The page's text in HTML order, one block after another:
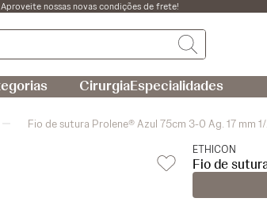
Aproveite nossas novas condições de frete!
CirurgiaEspecialidades
Fio de sutura Prolene® Azul 75cm 3-0 Ag. 17 mm
ETHICON
Fio de